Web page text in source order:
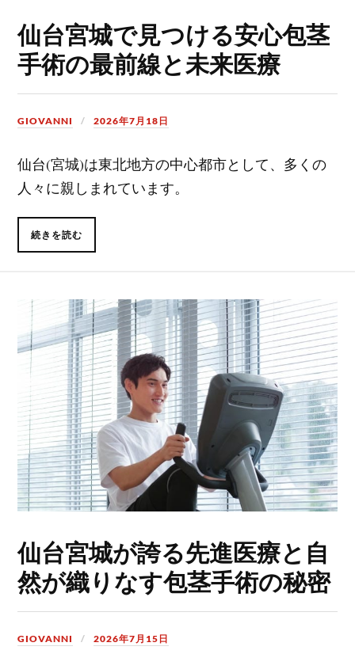
仙台宮城で見つける安心包茎
手術の最前線と未来医療
GIOVANNI 2026年7月18日
仙台(宮城)は東北地方の中心都市として、多くの
人々に親しまれています。
続きを読む
仙台宮城が誇る先進医療と自
然が織りなす包茎手術の秘密
GIOVANNI 2026年7月15日